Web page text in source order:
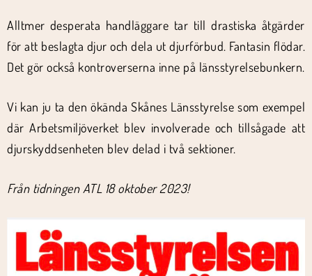
Alltmer desperata handläggare tar till drastiska åtgärder
för att beslagta djur och dela ut djurförbud. Fantasin flödar.
Det gör också kontroverserna inne på länsstyrelsebunkern.
Vi kan ju ta den ökända Skånes Länsstyrelse som exempel
där Arbetsmiljöverket blev involverade och tillsågade att
djurskyddsenheten blev delad i två sektioner.
Från tidningen ATL 18 oktober 2023!